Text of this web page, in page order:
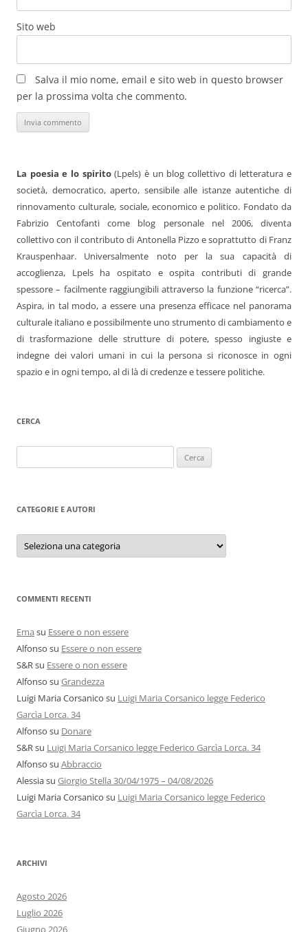
Sito web
Salva il mio nome, email e sito web in questo browser
per la prossima volta che commento.
La poesia e lo spirito(Lpels) è un blog collettivo di letteratura e
società, democratico, aperto, sensibile alle istanze autentiche di
rinnovamento culturale, sociale, economico e politico. Fondato da
Fabrizio Centofanti come blog personale nel 2006, diventa
collettivo con il contributo di Antonella Pizzo e soprattutto di Franz
Krauspenhaar. Universalmente noto per la sua capacità di
accoglienza, Lpels ha ospitato e ospita contributi di grande
spessore – facilmente raggiungibili attraverso la funzione “ricerca”.
Aspira, in tal modo, a essere una presenza efficace nel panorama
culturale italiano e possibilmente uno strumento di cambiamento e
di trasformazione delle strutture di potere, spesso ingiuste e
indegne dei valori umani in cui la persona si riconosce in ogni
spazio e in ogni tempo, al di là di credenze e tessere politiche.
CERCA
per:
CATEGORIE E AUTORI
Categorie
autori
COMMENTI RECENTI
Ema su Essere o non essere
Alfonso su Essere o non essere
S&Rsu Essere o non essere
Alfonso su Grandezza
Luigi Maria Corsanico su Luigi Maria Corsanico legge Federico
Garcìa Lorca. 34
Alfonso su Donare
S&Rsu Luigi Maria Corsanico legge Federico Garcìa Lorca. 34
Alfonso su Abbraccio
Alessiasu Giorgio Stella 30/04/1975 – 04/08/2026
Luigi Maria Corsanico su Luigi Maria Corsanico legge Federico
Garcìa Lorca. 34
ARCHIVI
Agosto 2026
Luglio 2026